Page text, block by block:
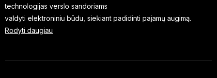
technologijas verslo sandoriams
valdyti elektroniniu būdu, siekiant padidinti pajamų augimą.
Rodyti daugiau